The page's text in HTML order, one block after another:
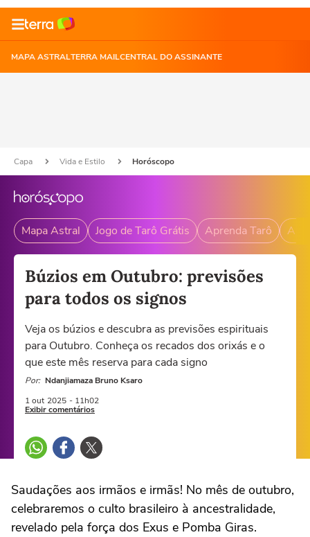
MAPA ASTRALTERRA MAILCENTRAL DO ASSINANTE
Capa Vida e Estilo Horóscopo
Mapa Astral Jogo de Tarô Grátis Aprenda Tarô
Búzios em Outubro: previsões
para todos os signos
Veja os búzios e descubra as previsões espirituais
para Outubro. Conheça os recados dos orixás e o
que este mês reserva para cada signo
Por: Ndanjiamaza Bruno Ksaro
1 out 2025 - 11h02
Exibir comentários
Saudações aos irmãos e irmãs! No mês de outubro,
celebraremos o culto brasileiro à ancestralidade,
revelado pela força dos Exus e Pomba Giras.